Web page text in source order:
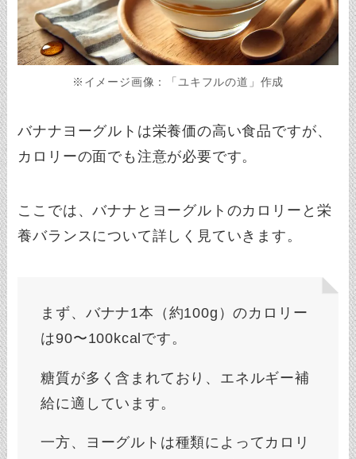
※イメージ画像：「ユキフルの道」作成
バナナヨーグルトは栄養価の高い食品ですが、
カロリーの面でも注意が必要です。
ここでは、バナナとヨーグルトのカロリーと栄
養バランスについて詳しく見ていきます。
まず、バナナ1本（約100g）のカロリー
は90〜100kcalです。
糖質が多く含まれており、エネルギー補
給に適しています。
一方、ヨーグルトは種類によってカロリ